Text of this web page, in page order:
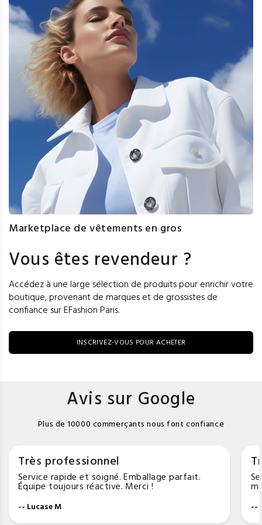
Marketplace de vêtements en gros
Vous êtes revendeur ?
Accédez à une large sélection de produits pour enrichir votre
boutique, provenant de marques et de grossistes de
confiance sur EFashion Paris.
INSCRIVEZ-VOUS POUR ACHETER
Avis sur Google
Plus de 10000 commerçants nous font confiance
Très professionnel
Service rapide et soigné. Emballage parfait.
Équipe toujours réactive. Merci !
-- Lucase M --